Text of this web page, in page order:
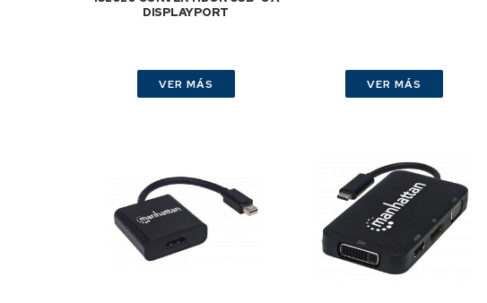
DISPLAYPORT
VER MÁS VER MÁS